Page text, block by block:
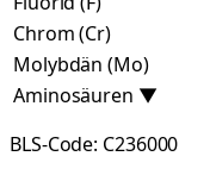
Chrom (Cr)
Molybdän (Mo)
Aminosäuren ▼
BLS-Code: C236000